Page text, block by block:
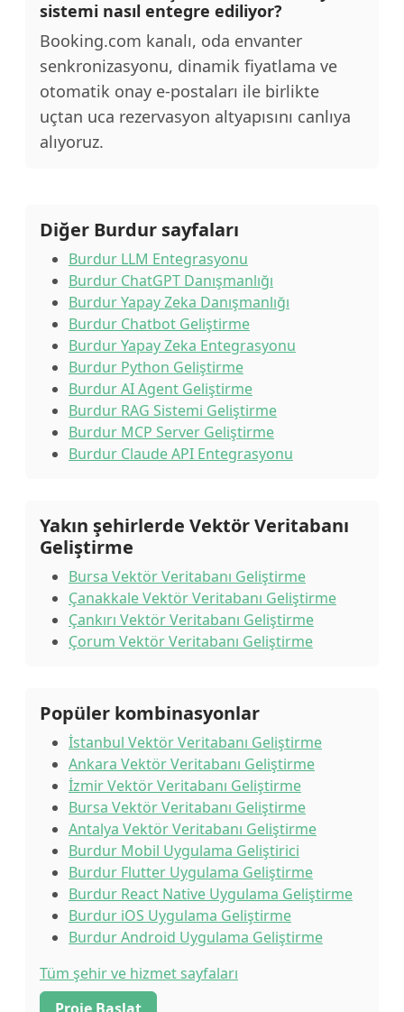
sistemi nasıl entegre ediliyor?
Booking.com kanalı, oda envanter
senkronizasyonu, dinamik fiyatlama ve
otomatik onay e-postaları ile birlikte
uçtan uca rezervasyon altyapısını canlıya
alıyoruz.
Diğer Burdur sayfaları
Burdur LLM Entegrasyonu
Burdur ChatGPT Danışmanlığı
Burdur Yapay Zeka Danışmanlığı
Burdur Chatbot Geliştirme
Burdur Yapay Zeka Entegrasyonu
Burdur Python Geliştirme
Burdur AI Agent Geliştirme
Burdur RAG Sistemi Geliştirme
Burdur MCP Server Geliştirme
Burdur Claude API Entegrasyonu
Yakın şehirlerde Vektör Veritabanı
Geliştirme
Bursa Vektör Veritabanı Geliştirme
Çanakkale Vektör Veritabanı Geliştirme
Çankırı Vektör Veritabanı Geliştirme
Çorum Vektör Veritabanı Geliştirme
Popüler kombinasyonlar
İstanbul Vektör Veritabanı Geliştirme
Ankara Vektör Veritabanı Geliştirme
İzmir Vektör Veritabanı Geliştirme
Bursa Vektör Veritabanı Geliştirme
Antalya Vektör Veritabanı Geliştirme
Burdur Mobil Uygulama Geliştirici
Burdur Flutter Uygulama Geliştirme
Burdur React Native Uygulama Geliştirme
Burdur iOS Uygulama Geliştirme
Burdur Android Uygulama Geliştirme
Tüm şehir ve hizmet sayfaları